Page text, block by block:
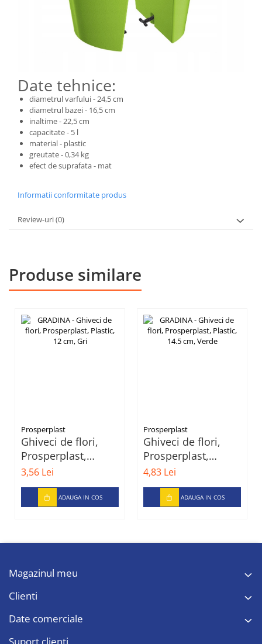
Date tehnice:
diametrul varfului - 24,5 cm
diametrul bazei - 16,5 cm
inaltime - 22,5 cm
capacitate - 5 l
material - plastic
greutate - 0,34 kg
efect de suprafata - mat
Informatii conformitate produs
Review-uri(0)
Produse similare
Prosperplast
Ghiveci de flori,
Prosperplast,
Plastic, 12 cm, Gri
3,56 Lei
ADAUGA IN COS
Prosperplast
Ghiveci de flori,
Prosperplast,
Plastic, 14.5 cm,
Verde
4,83 Lei
ADAUGA IN COS
Magazinul meu
Clienti
Date comerciale